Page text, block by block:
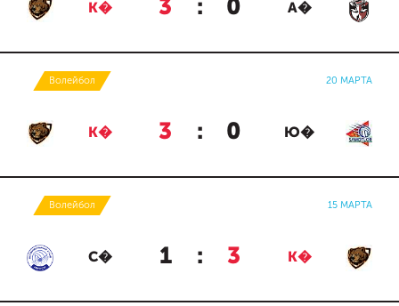
К� 3 : 0 А�
Волейбол 20 МАРТА
К� 3 : 0 Ю�
Волейбол 15 МАРТА
С� 1 : 3 К�